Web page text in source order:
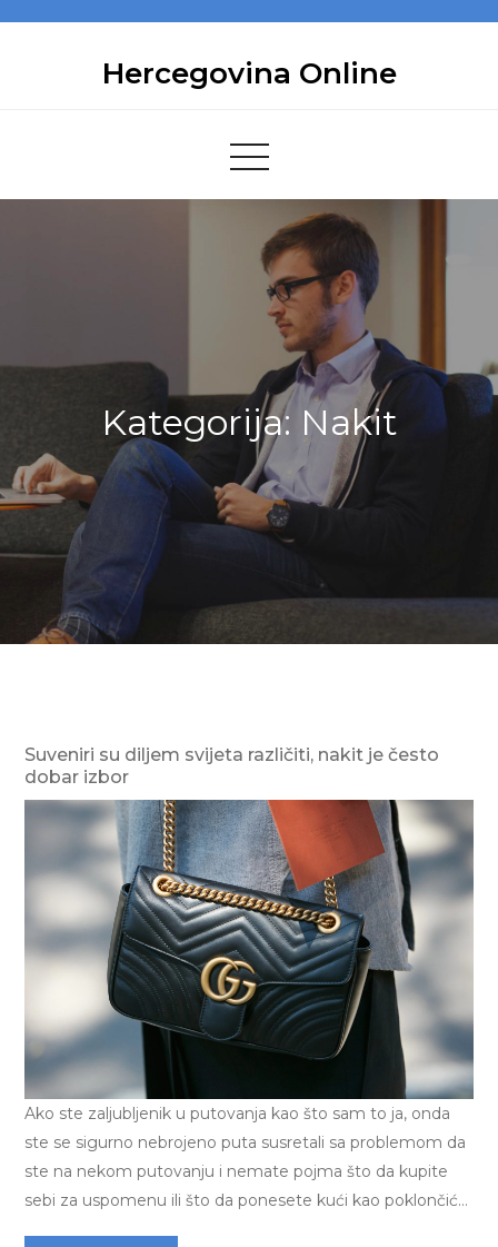
Hercegovina Online
Kategorija: Nakit
Suveniri su diljem svijeta različiti, nakit je često
dobar izbor
Ako ste zaljubljenik u putovanja kao što sam to ja, onda
ste se sigurno nebrojeno puta susretali sa problemom da
ste na nekom putovanju i nemate pojma što da kupite
sebi za uspomenu ili što da ponesete kući kao poklončić…